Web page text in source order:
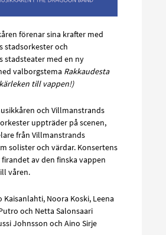
förenar sina krafter med
stadsorkester och
stadsteater med en ny
valborgstema Rakkaudesta
kärleken till vappen!)
och Villmanstrands
uppträder på scenen,
från Villmanstrands
solister och värdar. Konsertens
av den finska vappen
våren.
Kaisanlahti, Noora Koski, Leena
och Netta Salonsaari
Johnsson och Aino Sirje